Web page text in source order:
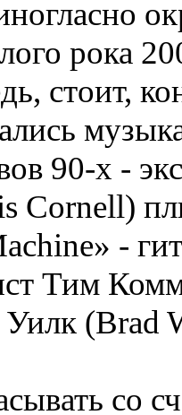
рока
стоит,
90-х -
Cornell)
-
Тим
Уилк (Brad
со